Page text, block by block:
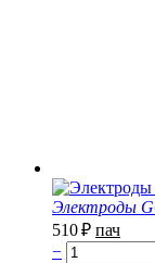
Электроды
510₽ пач
−